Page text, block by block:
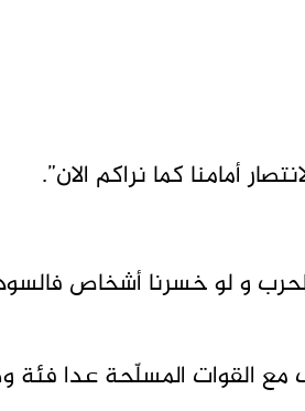
أمامنا كما نراكم الان”.
و لو خسرنا أشخاص
القوات المسلّحة عدا فئة